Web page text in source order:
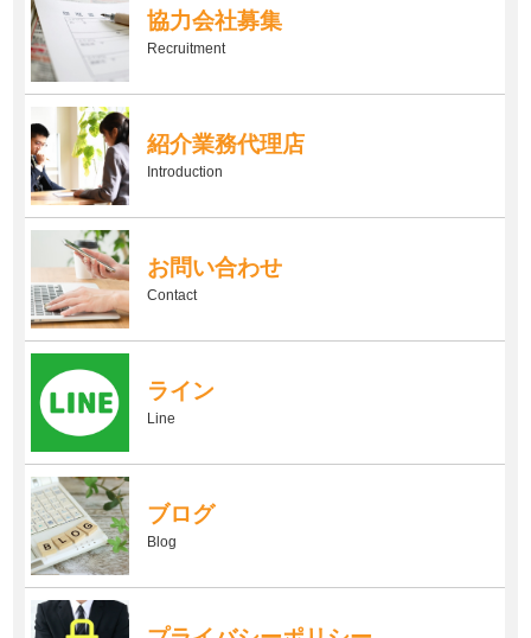
協力会社募集
Recruitment
紹介業務代理店
Introduction
お問い合わせ
Contact
ライン
Line
ブログ
Blog